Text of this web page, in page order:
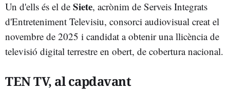
Un d'ells és el de Siete, acrònim de Serveis Integrats
d'Entreteniment Televisiu, consorci audiovisual creat el
novembre de 2025 i candidat a obtenir una llicència de
televisió digital terrestre en obert, de cobertura nacional.
TEN TV, al capdavant